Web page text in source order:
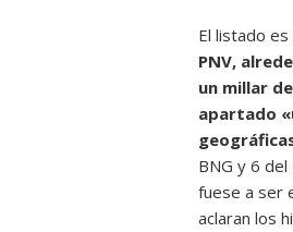
El listado es
PNV,
un millar
apartado
BNG y 6
fuese a ser
aclaran los